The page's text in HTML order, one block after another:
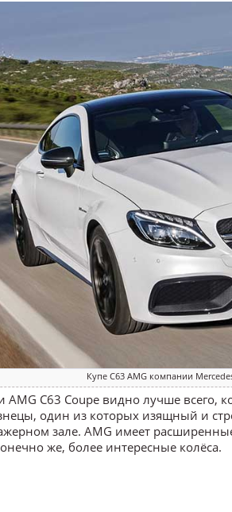
Купе C63 AMG компании
AMG C63 Coupe видно лучше всего,
один из которых изящный и
зале. AMG имеет
же, более интересные колёса.